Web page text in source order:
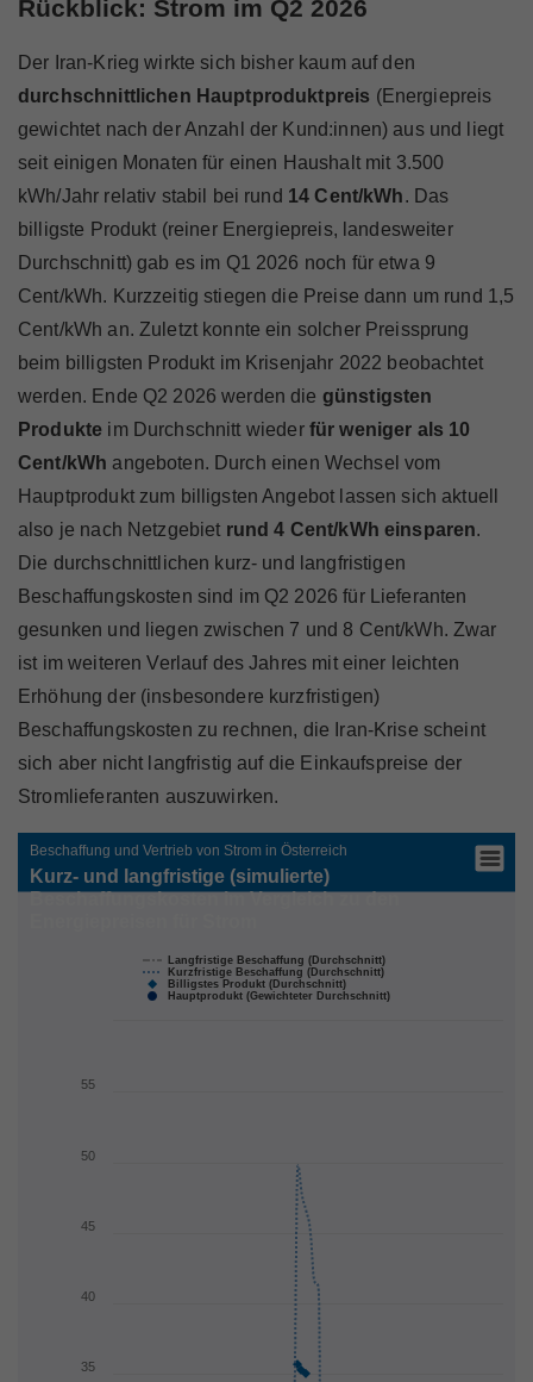
Marktteilnehmer
Über Uns
Rückblick: Strom im Q2 2026
Der Iran-Krieg wirkte sich bisher kaum auf den
durchschnittlichen Hauptproduktpreis (Energiepreis
gewichtet nach der Anzahl der Kund:innen) aus und liegt
seit einigen Monaten für einen Haushalt mit 3.500
kWh/Jahr relativ stabil bei rund 14 Cent/kWh. Das
billigste Produkt (reiner Energiepreis, landesweiter
Durchschnitt) gab es im Q1 2026 noch für etwa 9
Cent/kWh. Kurzzeitig stiegen die Preise dann um rund 1,5
Cent/kWh an. Zuletzt konnte ein solcher Preissprung
beim billigsten Produkt im Krisenjahr 2022 beobachtet
werden. Ende Q2 2026 werden die günstigsten
Produkte im Durchschnitt wieder für weniger als 10
Cent/kWh angeboten. Durch einen Wechsel vom
Hauptprodukt zum billigsten Angebot lassen sich aktuell
also je nach Netzgebiet rund 4 Cent/kWh einsparen.
Die durchschnittlichen kurz- und langfristigen
Beschaffungskosten sind im Q2 2026 für Lieferanten
gesunken und liegen zwischen 7 und 8 Cent/kWh. Zwar
ist im weiteren Verlauf des Jahres mit einer leichten
Erhöhung der (insbesondere kurzfristigen)
Beschaffungskosten zu rechnen, die Iran-Krise scheint
sich aber nicht langfristig auf die Einkaufspreise der
Stromlieferanten auszuwirken.